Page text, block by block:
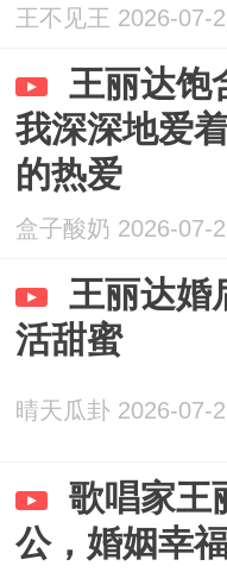
王不见王 2026-07-
王丽达饱
我深深地爱
的热爱
盒子酸奶 2026-07-
王丽达婚
活甜蜜
晴天瓜卦 2026-07-
歌唱家王
公，婚姻幸